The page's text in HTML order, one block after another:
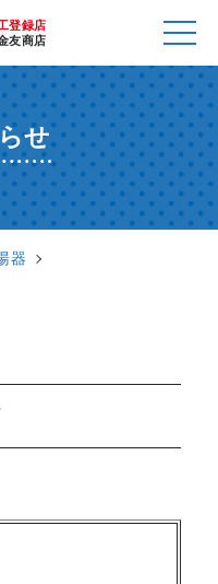
登録店
友商店
せ
器